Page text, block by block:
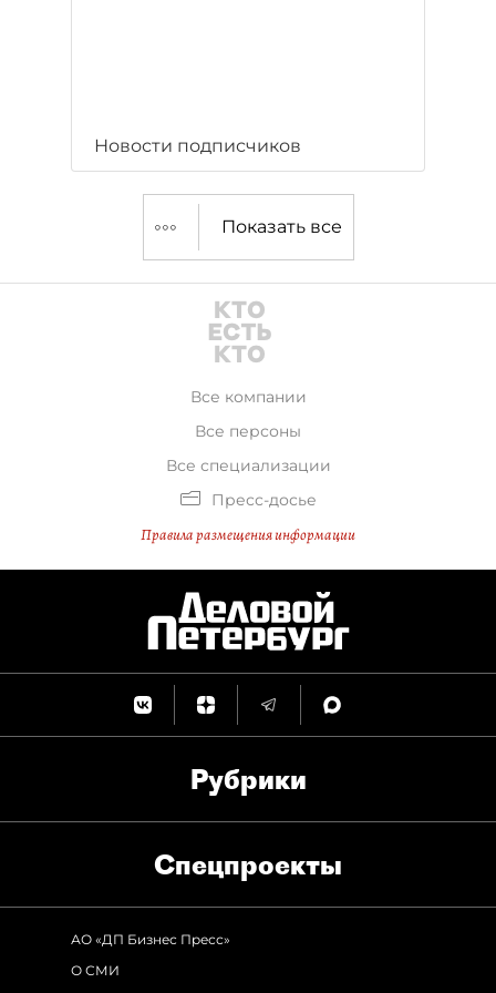
Новости подписчиков
Показать все
Все компании
Все персоны
Все специализации
Пресс-досье
Правила размещения информации
Рубрики
Спец­проекты
АО «ДП Бизнес Пресс»
О СМИ